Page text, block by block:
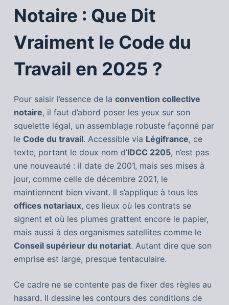
Notaire : Que Dit
Vraiment le Code du
Travail en 2025 ?
Pour saisir l’essence de la convention collective
notaire, il faut d’abord poser les yeux sur son
squelette légal, un assemblage robuste façonné par
le Code du travail. Accessible via Légifrance, ce
texte, portant le doux nom d’IDCC 2205, n’est pas
une nouveauté : il date de 2001, mais ses mises à
jour, comme celle de décembre 2021, le
maintiennent bien vivant. Il s’applique à tous les
offices notariaux, ces lieux où les contrats se
signent et où les plumes grattent encore le papier,
mais aussi à des organismes satellites comme le
Conseil supérieur du notariat. Autant dire que son
emprise est large, presque tentaculaire.
Ce cadre ne se contente pas de fixer des règles au
hasard. Il dessine les contours des conditions de